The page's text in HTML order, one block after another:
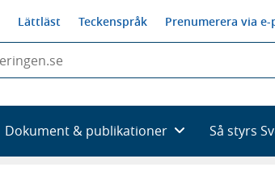
Lättläst Teckenspråk Prenumerera via e-
Dokument & publikationer Så styrs